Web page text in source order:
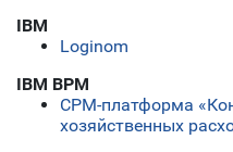
IBM
Loginom
IBM BPM
СРМ-платформа
хозяйственных